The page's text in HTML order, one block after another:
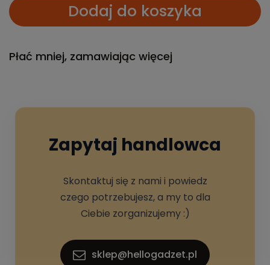
Dodaj do koszyka
Płać mniej, zamawiając więcej
Zapytaj handlowca
Skontaktuj się z nami i powiedz
czego potrzebujesz, a my to dla
Ciebie zorganizujemy :)
sklep@hellogadzet.pl